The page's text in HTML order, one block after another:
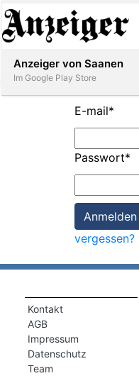
E-mail*
Passwort*
vergessen?
Kontakt
AGB
Impressum
Datenschutz
Team
Anzeiger von Saanen
Im Google Play Store